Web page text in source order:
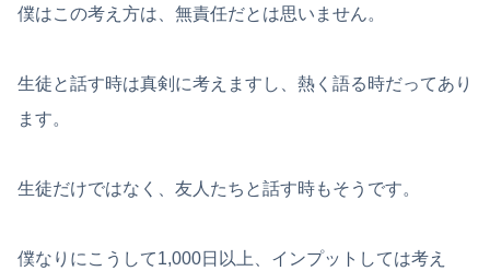
僕はこの考え方は、無責任だとは思いません。
生徒と話す時は真剣に考えますし、熱く語る時だってあり
ます。
生徒だけではなく、友人たちと話す時もそうです。
僕なりにこうして1,000日以上、インプットしては考え